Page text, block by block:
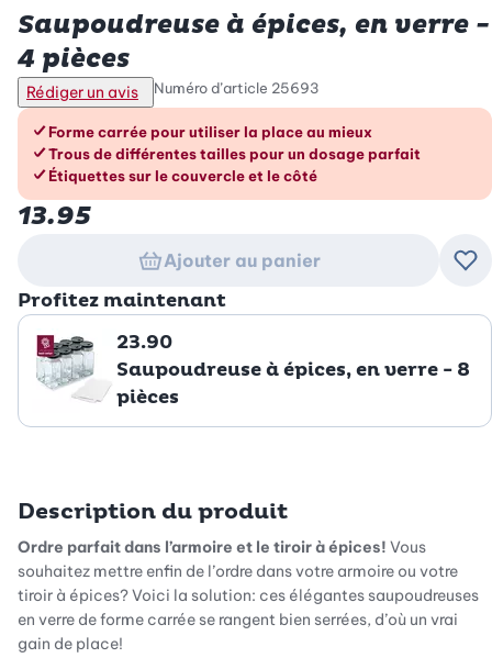
Saupoudreuse à épices, en verre -
4 pièces
Rédiger un avis Numéro d’article 25693
Les avantages en un coup d’œil
Forme carrée pour utiliser la place au mieux
Trous de différentes tailles pour un dosage parfait
Étiquettes sur le couvercle et le côté
13.95
Ajouter au panier
Profitez maintenant
23.90
Saupoudreuse à épices, en verre - 8
pièces
Description du produit
Ordre parfait dans l’armoire et le tiroir à épices! Vous
souhaitez mettre enfin de l’ordre dans votre armoire ou votre
tiroir à épices? Voici la solution: ces élégantes saupoudreuses
en verre de forme carrée se rangent bien serrées, d’où un vrai
gain de place!